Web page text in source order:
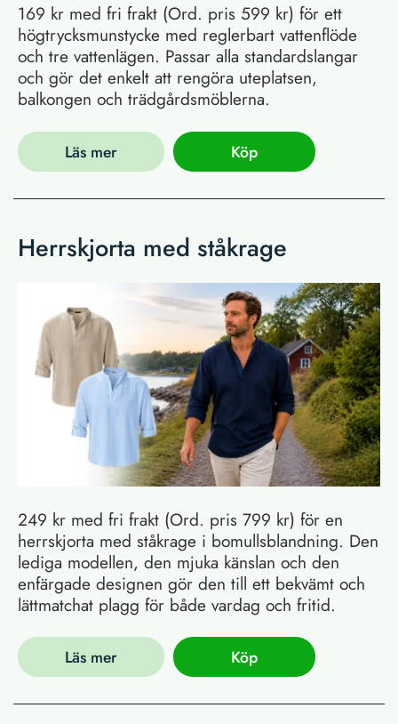
169 kr med fri frakt (Ord. pris 599 kr) för ett
högtrycksmunstycke med reglerbart vattenflöde
och tre vattenlägen. Passar alla standardslangar
och gör det enkelt att rengöra uteplatsen,
balkongen och trädgårdsmöblerna.
Läs mer Köp
Herrskjorta med ståkrage
249 kr med fri frakt (Ord. pris 799 kr) för en
herrskjorta med ståkrage i bomullsblandning. Den
lediga modellen, den mjuka känslan och den
enfärgade designen gör den till ett bekvämt och
lättmatchat plagg för både vardag och fritid.
Läs mer Köp